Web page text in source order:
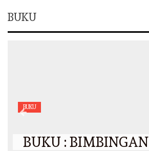
BUKU
BUKU
BUKU : BIMBINGAN